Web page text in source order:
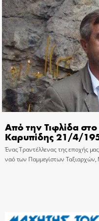
Από την Τιφλίδα
Καρυπίδης 21/4/
Ένας Τραντέλλενας της εποχής
ναό των Παμμεγίστων Ταξιαρχών,